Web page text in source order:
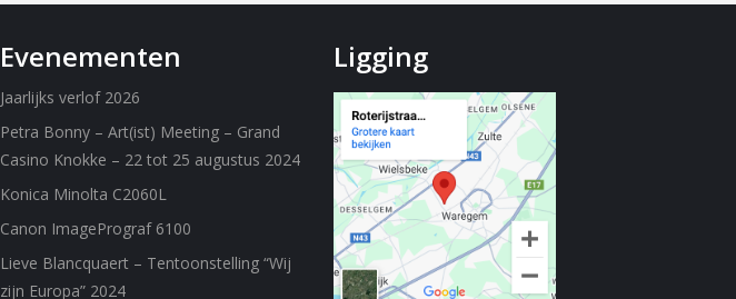
Evenementen
Jaarlijks verlof 2026
Petra Bonny – Art(ist) Meeting – Grand
Casino Knokke – 22 tot 25 augustus 2024
Konica Minolta C2060L
Canon ImagePrograf 6100
Lieve Blancquaert – Tentoonstelling “Wij
zijn Europa” 2024
Ligging